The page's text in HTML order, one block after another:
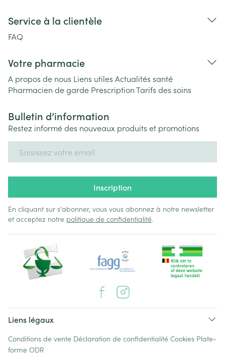
Service à la clientèle
FAQ
Votre pharmacie
A propos de nous Liens utiles Actualités santé
Pharmacien de garde PrescriptionTarifs des soins
Bulletin d’information
Restez informé des nouveaux produits et promotions
Inscription
En cliquant sur s'abonner, vous vous abonnez à notre newsletter
et acceptez notre politique de confidentialité.
Liens légaux
Conditions de vente Déclaration de confidentialité Cookies Plate-
forme ODR